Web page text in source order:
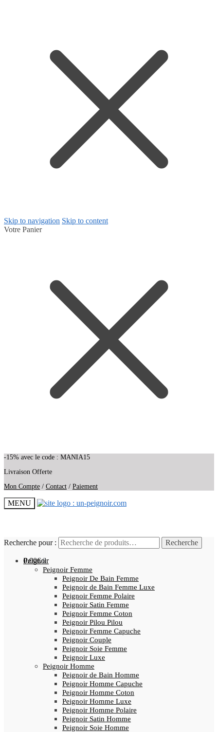
Skip to navigation Skip to content
Votre Panier
-15% avec le code : MANIA15
Livraison Offerte
Mon Compte / Contact / Paiement
MENU
Recherche pour : Recherche
0.00€ 0
Recherche pour : Recherche
Peignoir
Peignoir Femme
Peignoir De Bain Femme
Peignoir de Bain Femme Luxe
Peignoir Femme Polaire
Peignoir Satin Femme
Peignoir Femme Coton
Peignoir Pilou Pilou
Peignoir Femme Capuche
Peignoir Couple
Peignoir Soie Femme
Peignoir Luxe
Peignoir Homme
Peignoir de Bain Homme
Peignoir Homme Capuche
Peignoir Homme Coton
Peignoir Homme Luxe
Peignoir Homme Polaire
Peignoir Satin Homme
Peignoir Soie Homme